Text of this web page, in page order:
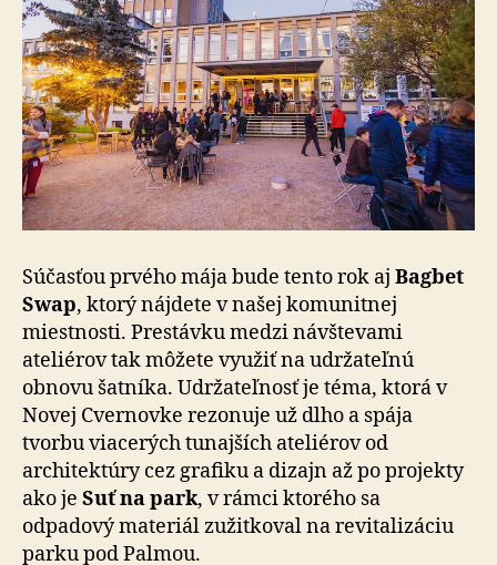
Súčasťou prvého mája bude tento rok aj Bagbet
Swap, ktorý nájdete v našej komunitnej
miestnosti. Prestávku medzi návštevami
ateliérov tak môžete využiť na udržateľnú
obnovu šatníka. Udržateľnosť je téma, ktorá v
Novej Cvernovke rezonuje už dlho a spája
tvorbu viacerých tunajších ateliérov od
architektúry cez grafiku a dizajn až po projekty
ako je Suť na park, v rámci ktorého sa
odpadový materiál zužitkoval na revitalizáciu
parku pod Palmou.